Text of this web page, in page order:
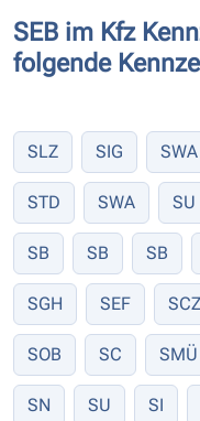
SEB im Kfz
folgende
SLZ SIG SWA
STD SWA SU
SB SB SB
SGH SEF SCZ
SOB SC SMÜ
SN SU SI